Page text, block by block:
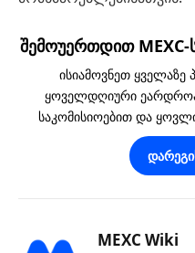
შემოუერთდით MEXC-
ისიამოვნეთ
ყოველდღიური
საკომისიოებით და
MEXC Wiki